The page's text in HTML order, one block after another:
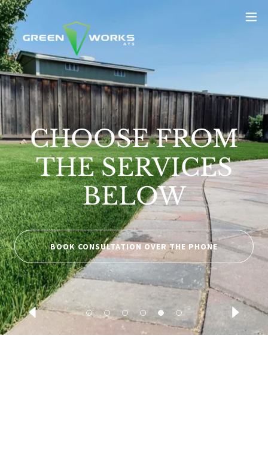
CHOOSE FROM
THE SERVICES
BELOW
BOOK CONSULTATION OVER THE PHONE